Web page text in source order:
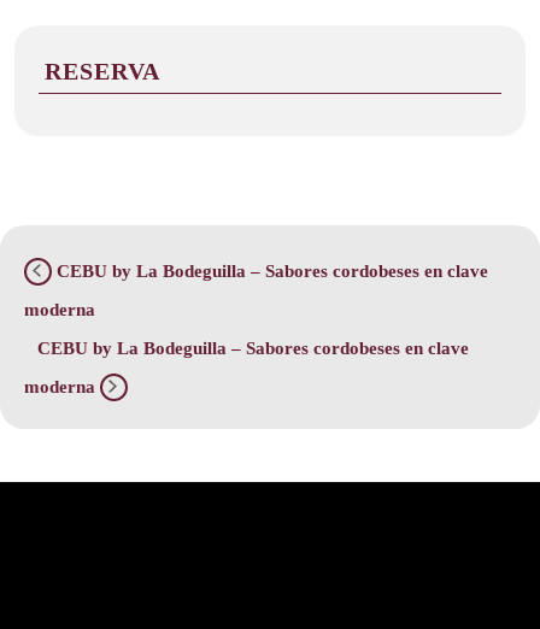
RESERVA
CEBU by La Bodeguilla – Sabores cordobeses en clave
moderna
CEBU by La Bodeguilla – Sabores cordobeses en clave
moderna